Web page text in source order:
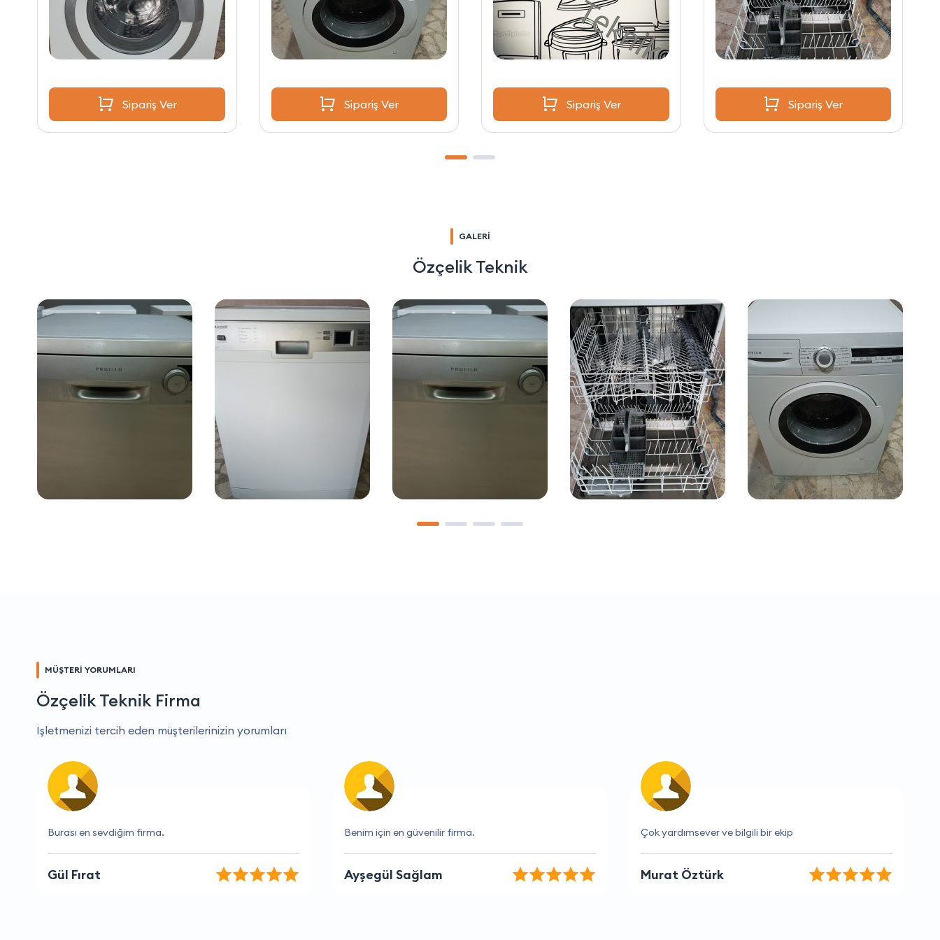
Sipariş Ver Sipariş Ver Sipariş Ver Sipariş Ver
GALERİ
Özçelik Teknik
MÜŞTERİ YORUMLARI
Özçelik Teknik Firma
İşletmenizi tercih eden müşterilerinizin yorumları
Benim için en güvenilir firma.
Ayşegül Sağlam
Çok yardımsever ve bilgili bir ekip
Murat Öztürk
Burası en sevdiğim firma.
Gül Fırat